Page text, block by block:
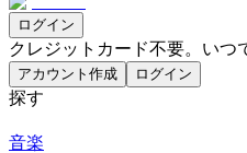
ログイン
クレジットカード不要。いつ
アカウント作成 ログイン
探す
音楽